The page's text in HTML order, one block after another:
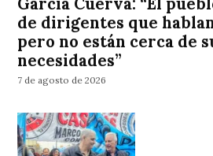
de dirigentes que
pero no están cerca de
necesidades”
7 de agosto de 2026